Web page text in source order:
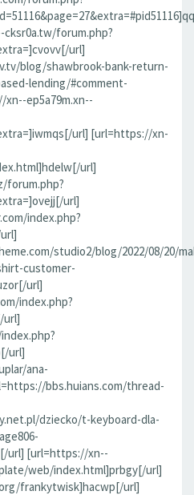
forum.php?
url]
blog/shawbrook-bank-return-
lending/#comment-
ep5a79m.xn--
url] [url=https://xn-
url]
forum.php?
url]
index.php?
studio2/blog/2022/08/20/
customer-
url]
index.php?
url]
url]
ana-
bbs.huians.com/thread-
dziecko/t-keyboard-dla-
url] [url=https://xn--
web/index.html]prbgy[/url]
frankytwisk]hacwp[/url]